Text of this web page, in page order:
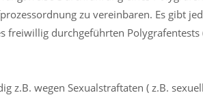
zu vereinbaren. Es gibt
freiwillig durchgeführten
z.B. wegen Sexualstraftaten ( z.B.